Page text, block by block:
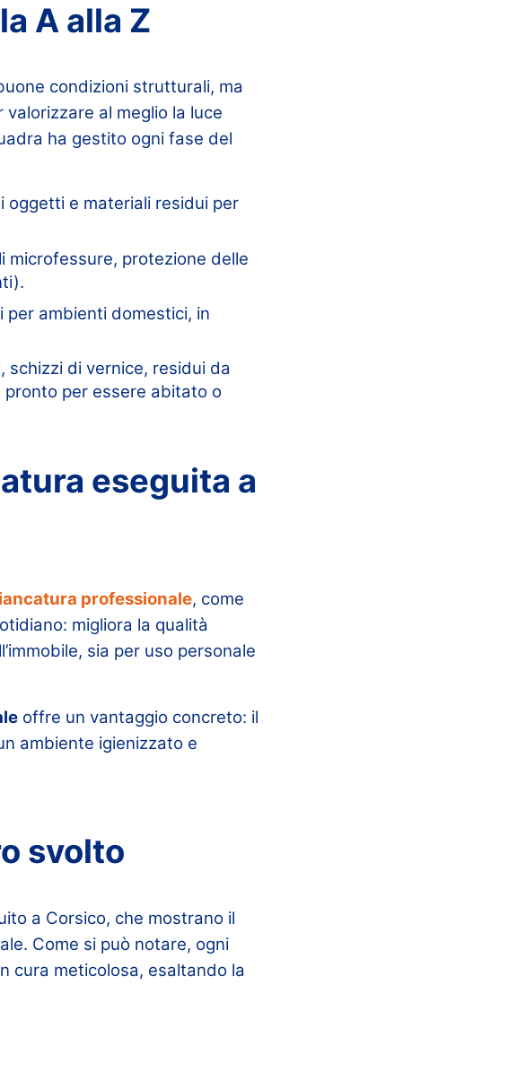
A alla Z
condizioni strutturali, ma
valorizzare al meglio la luce
ha gestito ogni fase del
oggetti e materiali residui per
microfessure, protezione delle
per ambienti domestici, in
schizzi di vernice, residui da
pronto per essere abitato o
eseguita a
professionale, come
migliora la qualità
sia per uso personale
offre un vantaggio concreto: il
ambiente igienizzato e
svolto
a Corsico, che mostrano il
Come si può notare, ogni
meticolosa, esaltando la